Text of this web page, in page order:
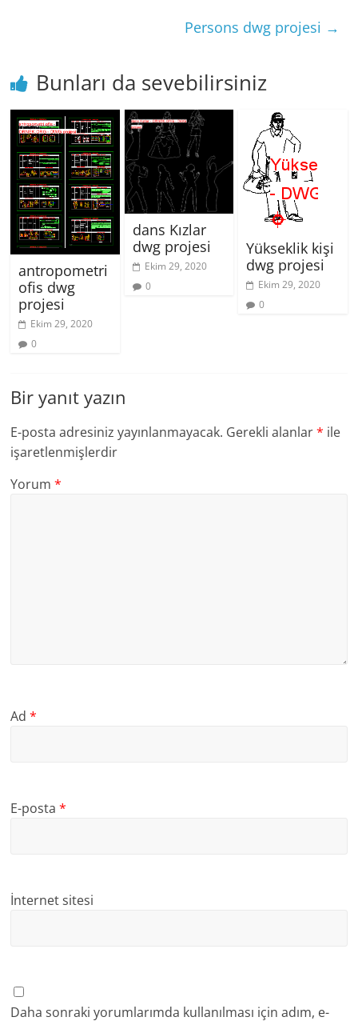
Persons dwg projesi →
Bunları da sevebilirsiniz
antropometri
ofis dwg
projesi
Ekim 29, 2020
0
dans Kızlar
dwg projesi
Ekim 29, 2020
0
Yükseklik kişi
dwg projesi
Ekim 29, 2020
0
Bir yanıt yazın
E-posta adresiniz yayınlanmayacak. Gerekli alanlar* ile
işaretlenmişlerdir
Yorum*
Ad*
E-posta*
İnternet sitesi
Daha sonraki yorumlarımda kullanılması için adım, e-